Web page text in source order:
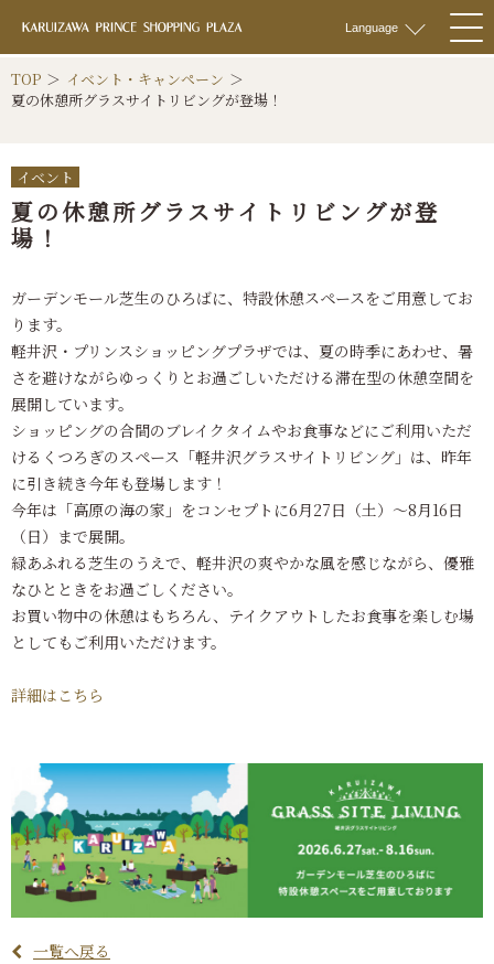
軽井沢 プリンス
Language
TOP
イベント・キャンペーン
夏の休憩所グラスサイトリビングが登場！
イベント
夏の休憩所グラスサイトリビングが登
場！
ガーデンモール芝生のひろばに、特設休憩スペースをご用意してお
ります。
軽井沢・プリンスショッピングプラザでは、夏の時季にあわせ、暑
さを避けながらゆっくりとお過ごしいただける滞在型の休憩空間を
展開しています。
ショッピングの合間のブレイクタイムやお食事などにご利用いただ
けるくつろぎのスペース「軽井沢グラスサイトリビング」は、昨年
に引き続き今年も登場します！
今年は「高原の海の家」をコンセプトに6月27日（土）～8月16日
（日）まで展開。
緑あふれる芝生のうえで、軽井沢の爽やかな風を感じながら、優雅
なひとときをお過ごしください。
お買い物中の休憩はもちろん、テイクアウトしたお食事を楽しむ場
としてもご利用いただけます。
詳細はこちら
一覧へ戻る